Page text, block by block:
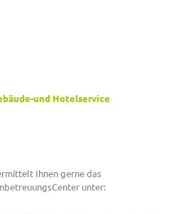
und Hotelservice
Ihnen gerne das
unter: